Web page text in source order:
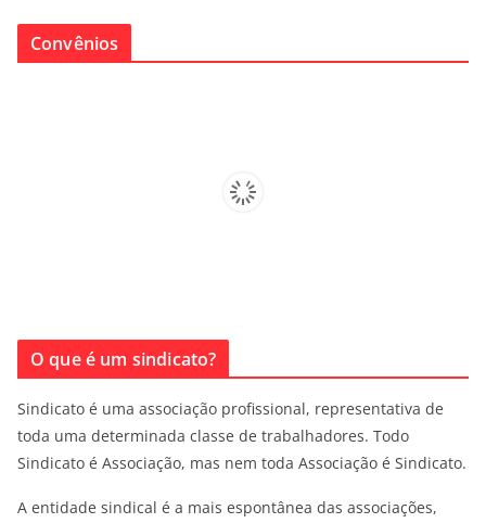
Convênios
O que é um sindicato?
Sindicato é uma associação profissional, representativa de
toda uma determinada classe de trabalhadores. Todo
Sindicato é Associação, mas nem toda Associação é Sindicato.
A entidade sindical é a mais espontânea das associações,